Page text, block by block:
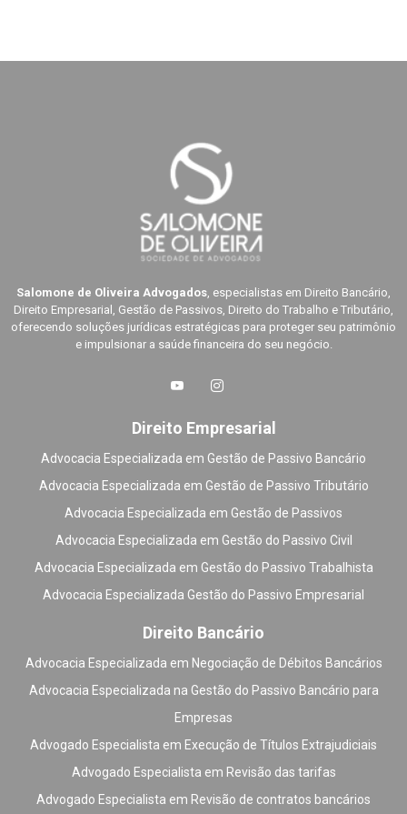
Salomone de Oliveira Advogados , especialistas em Direito Bancário,
Direito Empresarial, Gestão de Passivos, Direito do Trabalho e Tributário,
oferecendo soluções jurídicas estratégicas para proteger seu patrimônio
e impulsionar a saúde financeira do seu negócio.
Direito Empresarial
Advocacia Especializada em Gestão de Passivo Bancário
Advocacia Especializada em Gestão de Passivo Tributário
Advocacia Especializada em Gestão de Passivos
Advocacia Especializada em Gestão do Passivo Civil
Advocacia Especializada em Gestão do Passivo Trabalhista
Advocacia Especializada Gestão do Passivo Empresarial
Direito Bancário
Advocacia Especializada em Negociação de Débitos Bancários
Advocacia Especializada na Gestão do Passivo Bancário para
Empresas
Advogado Especialista em Execução de Títulos Extrajudiciais
Advogado Especialista em Revisão das tarifas
Advogado Especialista em Revisão de contratos bancários